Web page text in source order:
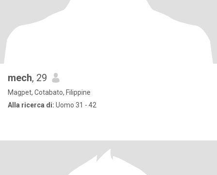
mech, 29
Magpet, Cotabato, Filippine
Alla ricerca di: Uomo 31 - 42